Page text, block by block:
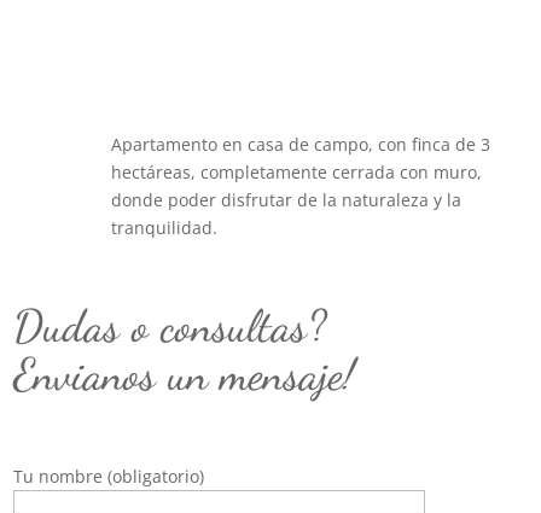
Apartamento en casa de campo, con finca de 3
hectáreas, completamente cerrada con muro,
donde poder disfrutar de la naturaleza y la
tranquilidad.
Dudas o consultas?
Envianos un mensaje!
Tu nombre (obligatorio)